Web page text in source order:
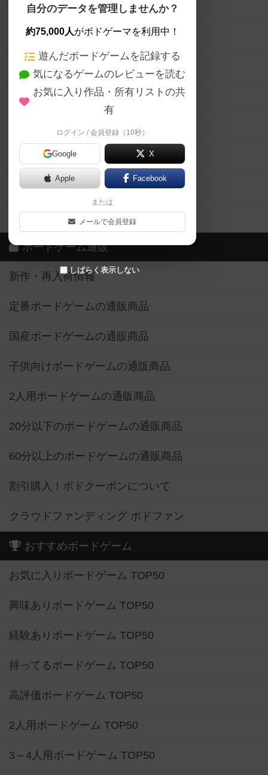
自分のデータを管理しませんか？
約75,000人がボドゲーマを利用中！
遊んだボードゲームを記録する
気になるゲームのレビューを読む
お気に入り作品・所有リストの共
有
ログイン / 会員登録（10秒）
Google X
Apple Facebook
または
メールで会員登録
しばらく表示しない
ボードゲームを検索する
ボードゲームの新着レビュー
ボードゲーム会情報
メカニクス特集
掲示板・トピックス
ボドとも・会員一覧
ボードゲーム業界コラム
ボドゲーマご利用案内
ボードゲーム通販
新作・再入荷情報
定番ボードゲームの通販商品
国産ボードゲームの通販商品
子供向けボードゲームの通販商品
2人用ボードゲームの通販商品
20分以下のボードゲームの通販商品
60分以上のボードゲームの通販商品
割引購入！ボドクーポンについて
クラウドファンディング ボドファン
おすすめボードゲーム
お気に入りボードゲーム TOP50
興味ありボードゲーム TOP50
経験ありボードゲーム TOP50
持ってるボードゲーム TOP50
高評価ボードゲーム TOP50
2人用ボードゲーム TOP50
3～4人用ボードゲーム TOP50